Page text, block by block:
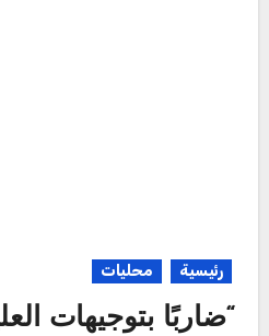
رئيسية محليات
“ضاربًا بتوجيهات